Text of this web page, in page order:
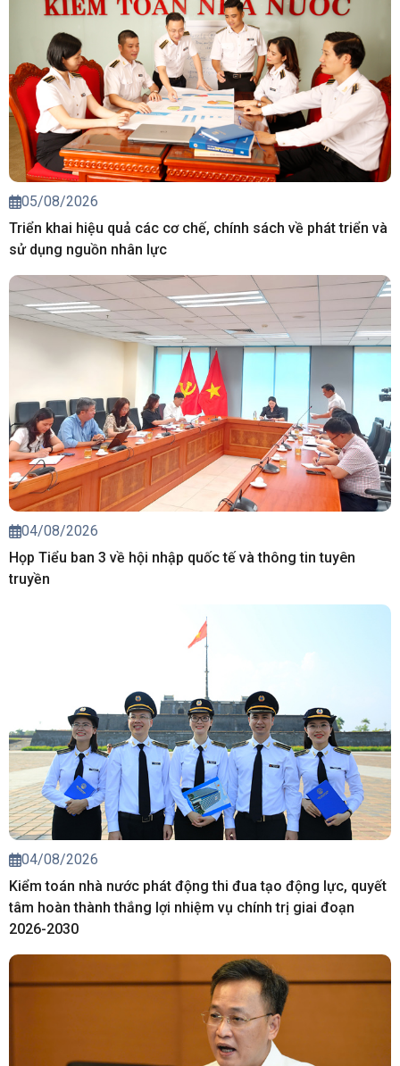
05/08/2026
Triển khai hiệu quả các cơ chế, chính sách về phát triển và
sử dụng nguồn nhân lực
04/08/2026
Họp Tiểu ban 3 về hội nhập quốc tế và thông tin tuyên
truyền
04/08/2026
Kiểm toán nhà nước phát động thi đua tạo động lực, quyết
tâm hoàn thành thắng lợi nhiệm vụ chính trị giai đoạn
2026-2030